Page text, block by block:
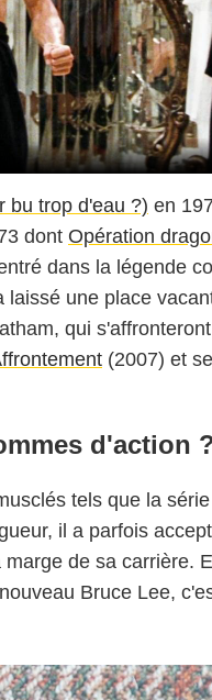
bu trop d'eau ?) en
dont Opération
dans la légende
une place
qui
(2007) et
d'action
tels que la
il a parfois
de sa carrière.
Bruce Lee,